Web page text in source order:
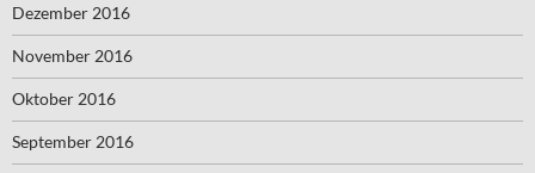
Dezember 2016
November 2016
Oktober 2016
September 2016